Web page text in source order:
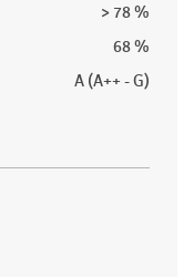
> 78 %
68 %
A (A++ - G)